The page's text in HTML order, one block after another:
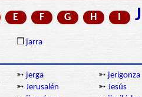
E F G H I J
❒ jarra
➳ jerga ➳ jerigonza
➳ Jerusalén ➳ Jesús